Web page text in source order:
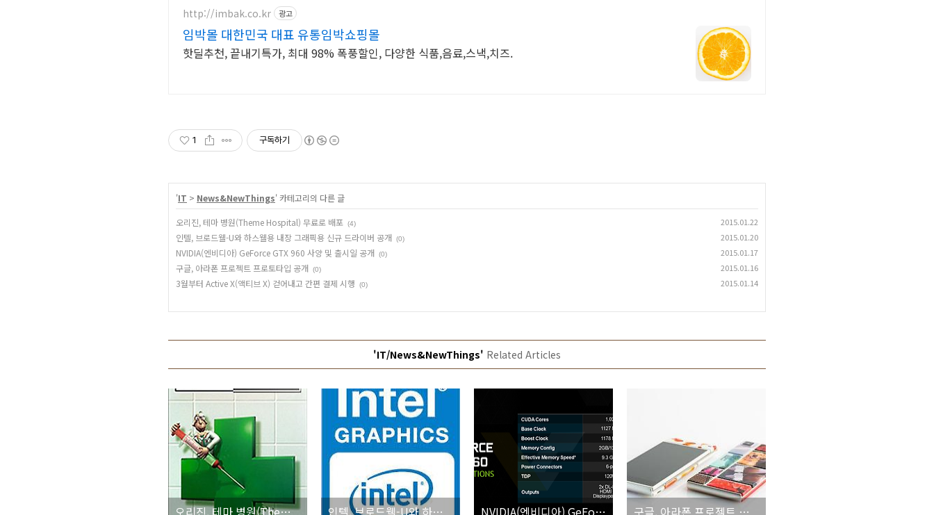
http://imbak.co.kr 광고
임박몰 대한민국 대표 유통임박쇼핑몰
핫딜추천, 끝내기특가, 최대 98% 폭풍할인, 다양한 식품,음료,스낵,치즈.
1 구독하기
'IT > News&NewThings' 카테고리의 다른 글
오리진, 테마 병원(Theme Hospital) 무료로 배포 (4) 2015.01.22
인텔, 브로드웰-U와 하스웰용 내장 그래픽용 신규 드라이버 공개 (0) 2015.01.20
NVIDIA(엔비디아) GeForce GTX 960 사양 및 출시일 공개 (0) 2015.01.17
구글, 아라폰 프로젝트 프로토타입 공개 (0) 2015.01.16
3월부터 Active X(액티브 X) 걷어내고 간편 결제 시행 (0) 2015.01.14
'IT/News&NewThings' Related Articles
오리진, 테마 병원(Theme Hospital) 무료로 배포 인텔, 브로드웰-U와 하스웰용 내장 그래픽용 신규 드라이버 공개 NVIDIA(엔비디아) GeForce GTX 960 사양 및 출시일 공개 구글, 아라폰 프로젝트 프로토타입 공개